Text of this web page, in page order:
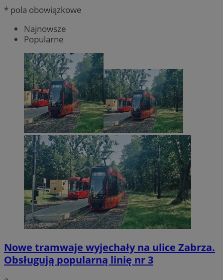
* pola obowiązkowe
Najnowsze
Popularne
Nowe tramwaje wyjechały na ulice Zabrza.
Obsługują popularną linię nr 3